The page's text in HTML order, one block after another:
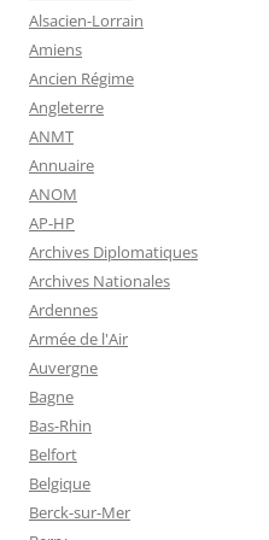
Alsacien-Lorrain
Amiens
Ancien Régime
Angleterre
ANMT
Annuaire
ANOM
AP-HP
Archives Diplomatiques
Archives Nationales
Ardennes
Armée de l'Air
Auvergne
Bagne
Bas-Rhin
Belfort
Belgique
Berck-sur-Mer